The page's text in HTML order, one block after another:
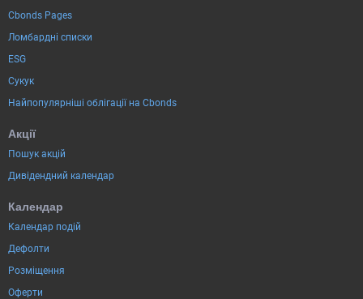
Cbonds Pages
Ломбардні списки
ESG
Сукук
Найпопулярніші облігації на Cbonds
Акції
Пошук акцій
Дивідендний календар
Календар
Календар подій
Дефолти
Розміщення
Оферти